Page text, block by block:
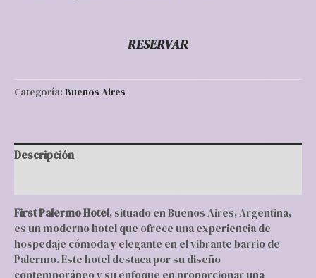
RESERVAR
Categoría: Buenos Aires
Descripción
First Palermo Hotel, situado en Buenos Aires, Argentina,
es un moderno hotel que ofrece una experiencia de
hospedaje cómoda y elegante en el vibrante barrio de
Palermo. Este hotel destaca por su diseño
contemporáneo y su enfoque en proporcionar una